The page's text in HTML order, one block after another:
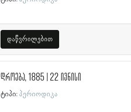
დაწვრილებით
დროება, 1885 | 22 ივნისი
ტიპი: პერიოდიკა